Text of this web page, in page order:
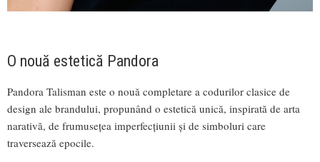
O nouă estetică Pandora
Pandora Talisman este o nouă completare a codurilor clasice de
design ale brandului, propunând o estetică unică, inspirată de arta
narativă, de frumusețea imperfecțiunii și de simboluri care
traversează epocile.